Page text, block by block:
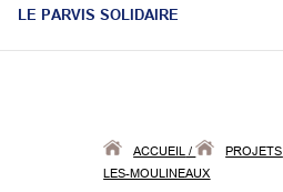
LE PARVIS SOLIDAIRE
ACCUEIL / PROJETS
LES-MOULINEAUX